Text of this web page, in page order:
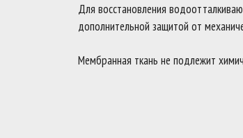
Для восстановления
дополнительной защитой от
Мембранная ткань не подлежит